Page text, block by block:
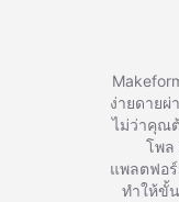
ง่ายดาย
ไม่ว่าคุณ
โพล
แพลตฟอร์
ทำให้ขั้